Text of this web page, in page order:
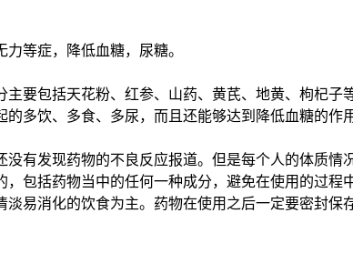
等症，降低血糖，尿糖。
要包括天花粉、红参、山药、黄芪、地黄、枸杞子
多饮、多食、多尿，而且还能够达到降低血糖的作
有发现药物的不良反应报道。但是每个人的体质情
包括药物当中的任何一种成分，避免在使用的过程
易消化的饮食为主。药物在使用之后一定要密封保